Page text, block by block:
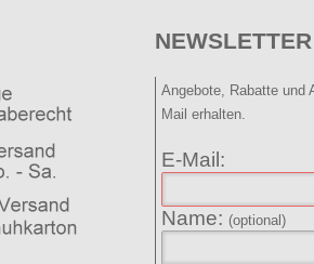
NEWSLETTER
Angebote, Rabatte und
Mail erhalten.
E-Mail:
Name: (optional)